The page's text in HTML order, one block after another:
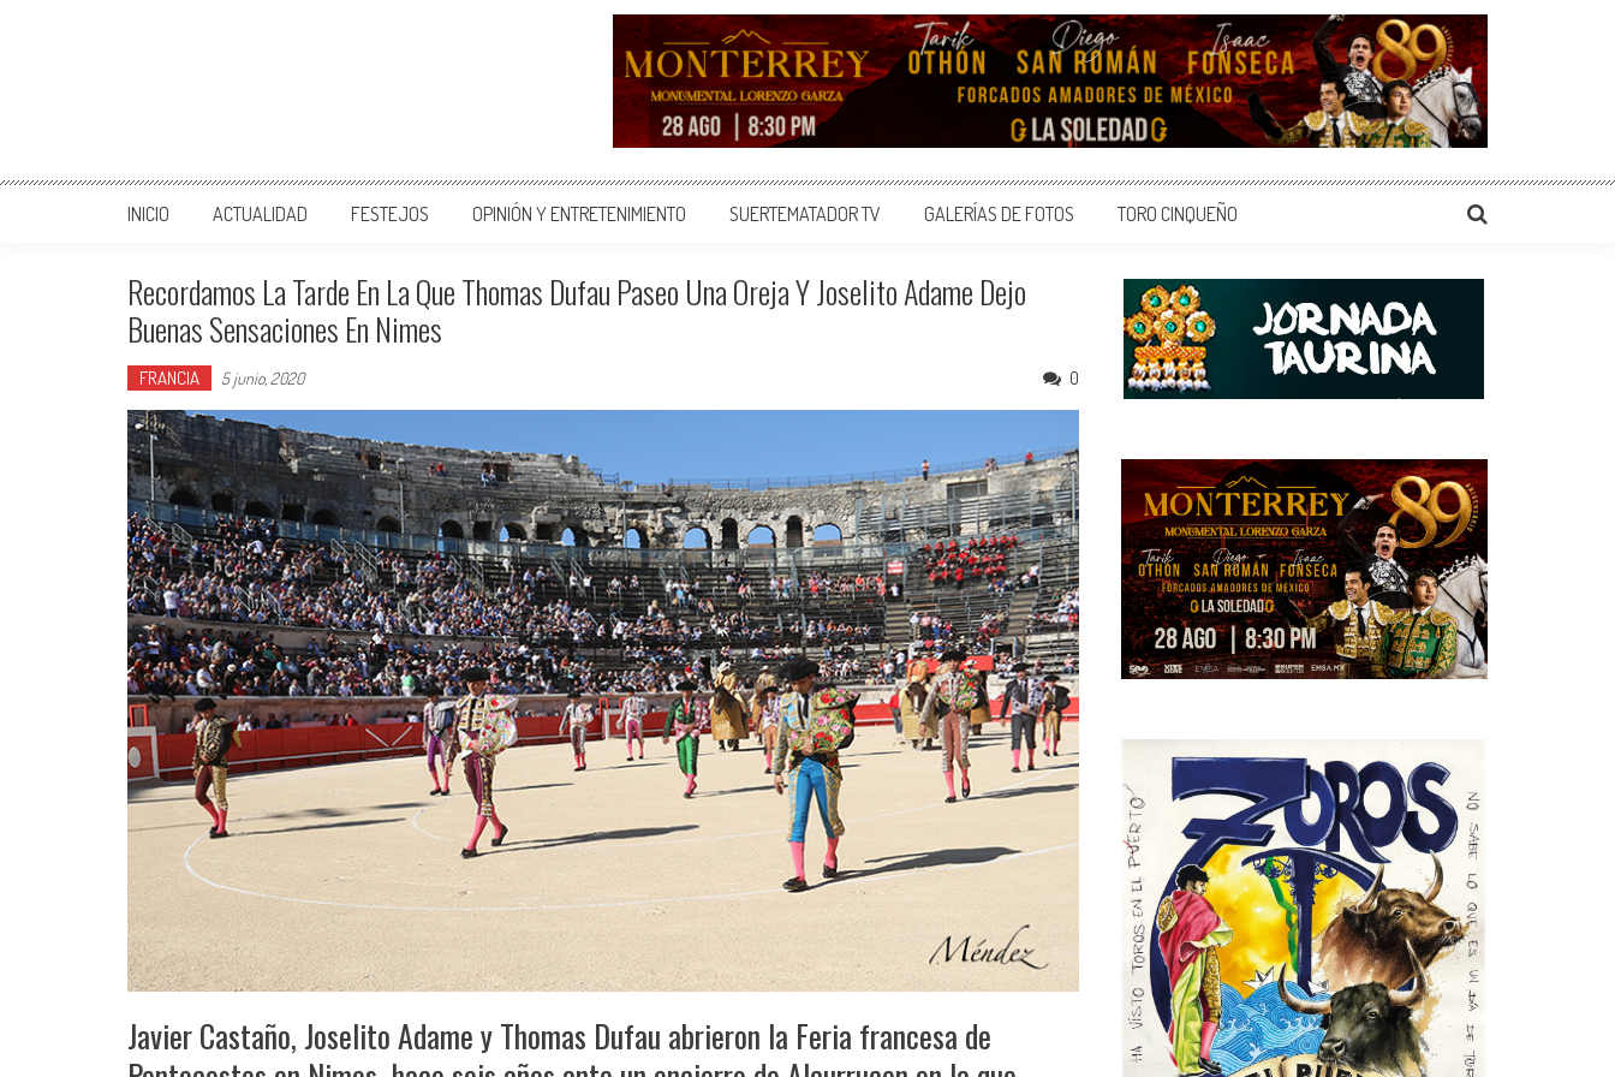
INICIO ACTUALIDAD FESTEJOS OPINIÓN Y ENTRETENIMIENTO SUERTEMATADOR TV GALERÍAS DE FOTOS TORO CINQUEÑO
Recordamos La Tarde En La Que Thomas Dufau Paseo Una Oreja Y Joselito Adame Dejo
Buenas Sensaciones En Nimes
FRANCIA 5 junio, 2020 0
Javier Castaño, Joselito Adame y Thomas Dufau abrieron la Feria francesa de